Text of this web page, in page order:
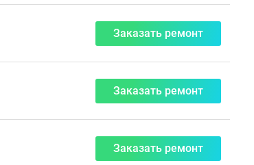
Заказать ремонт
Заказать ремонт
Заказать ремонт